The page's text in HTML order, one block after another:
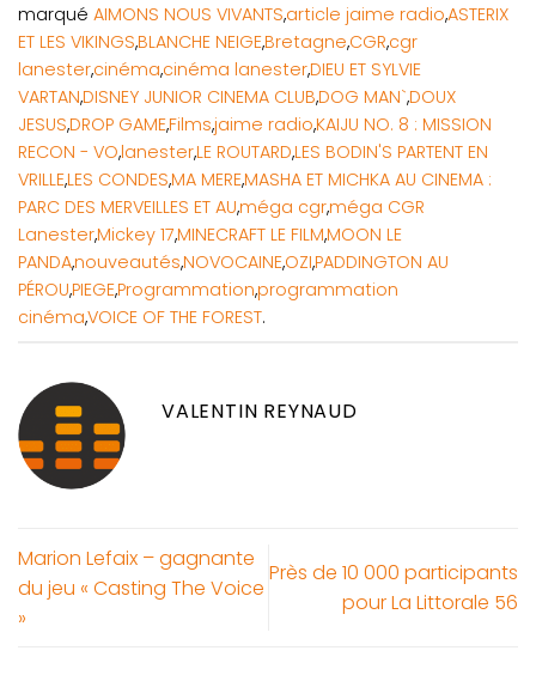
marqué AIMONS NOUS VIVANTS,article jaime radio,ASTERIX
ET LES VIKINGS,BLANCHE NEIGE,Bretagne,CGR,cgr
lanester,cinéma,cinéma lanester,DIEU ET SYLVIE
VARTAN,DISNEY JUNIOR CINEMA CLUB,DOG MAN`,DOUX
JESUS,DROP GAME,Films,jaime radio,KAIJU NO. 8 : MISSION
RECON - VO,lanester,LE ROUTARD,LES BODIN'S PARTENT EN
VRILLE,LES CONDES,MA MERE,MASHA ET MICHKA AU CINEMA :
PARC DES MERVEILLES ET AU,méga cgr,méga CGR
Lanester,Mickey 17,MINECRAFT LE FILM,MOON LE
PANDA,nouveautés,NOVOCAINE,OZI,PADDINGTON AU
PÉROU,PIEGE,Programmation,programmation
cinéma,VOICE OF THE FOREST.
VALENTIN REYNAUD
Marion Lefaix – gagnante
du jeu « Casting The Voice
»
Près de 10 000 participants
pour La Littorale 56